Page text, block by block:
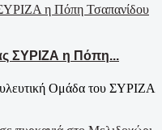
ΣΥΡΙΖΑ η Πόπη...
Ομάδα του ΣΥΡΙΖΑ